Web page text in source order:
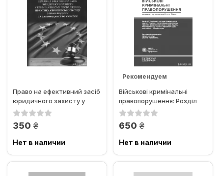
Право на ефективний засіб
юридичного захисту у
кримінальному...
350 грн.
Нет в наличии
Рекомендуем
Эксклюзив
Військові кримінальні
правопорушення: Розділ
ХІХ Особливої частини...
650 грн.
Нет в наличии